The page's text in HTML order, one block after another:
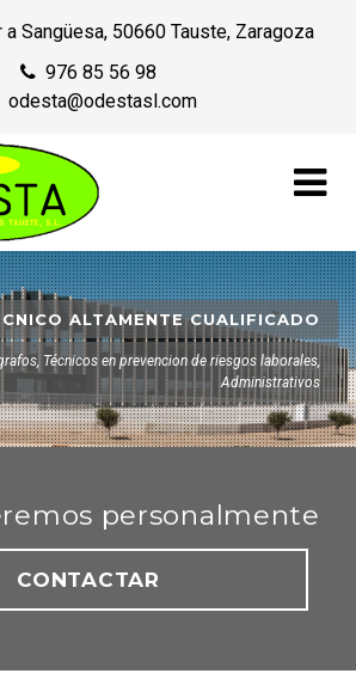
a Sangüesa, 50660 Tauste, Zaragoza
976 85 56 98
odesta@odestasl.com
ALTAMENTE CUALIFICADO
Técnicos en prevencion de riesgos laborales,
Administrativos
personalmente
CONTACTAR